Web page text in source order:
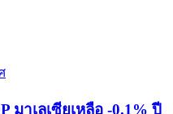
มาเลเซียเหลือ -0.1% ปี